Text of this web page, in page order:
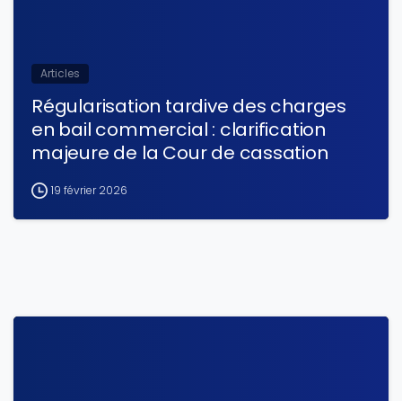
Articles
Régularisation tardive des charges
en bail commercial : clarification
majeure de la Cour de cassation
19 février 2026